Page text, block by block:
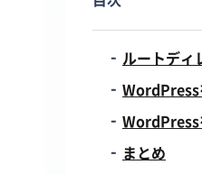
ルートディ
WordPress
WordPress
まとめ